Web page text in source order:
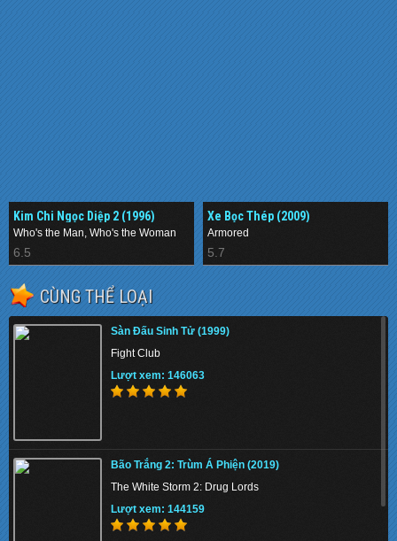
Kim Chi Ngọc Diệp 2 (1996)
Who's the Man, Who's the Woman
6.5
Xe Bọc Thép (2009)
Armored
5.7
CÙNG THỂ LOẠI
Sàn Đấu Sinh Tử (1999)
Fight Club
Lượt xem: 146063
Bão Trắng 2: Trùm Á Phiện (2019)
The White Storm 2: Drug Lords
Lượt xem: 144159